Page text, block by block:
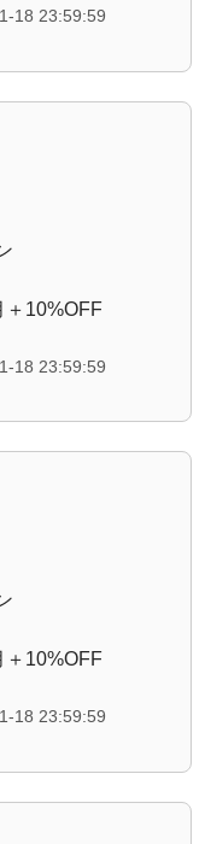
18 23:59:59
＋10%OFF
18 23:59:59
＋10%OFF
18 23:59:59